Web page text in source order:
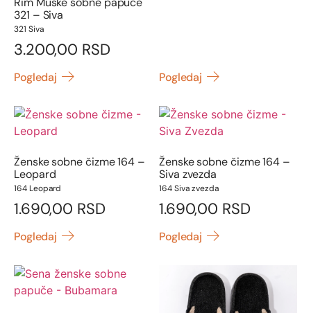
321 – Siva
321 Siva
3.200,00 RSD
Pogledaj Pogledaj
Ženske sobne čizme 164 –
Leopard
164 Leopard
1.690,00 RSD
Pogledaj
Ženske sobne čizme 164 –
Siva zvezda
164 Siva zvezda
1.690,00 RSD
Pogledaj